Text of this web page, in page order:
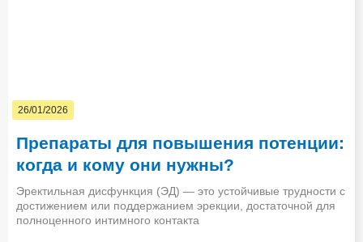
26/01/2026
Препараты для повышения потенции:
когда и кому они нужны?
Эректильная дисфункция (ЭД) — это устойчивые трудности с
достижением или поддержанием эрекции, достаточной для
полноценного интимного контакта